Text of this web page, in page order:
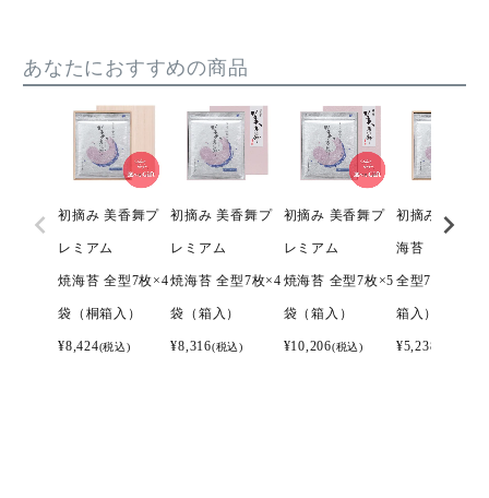
あなたにおすすめの商品
初摘み 美香舞プ
レミアム
焼海苔 全型7枚×4
袋（桐箱入）
¥8,424(税込)
初摘み 美香舞プ
レミアム
焼海苔 全型7枚×4
袋（箱入）
¥8,316(税込)
初摘み 美香舞プ
レミアム
焼海苔 全型7枚×5
袋（箱入）
¥10,206(税込)
初摘み 美香舞
海苔
全型7枚×3袋
箱入）
¥5,238